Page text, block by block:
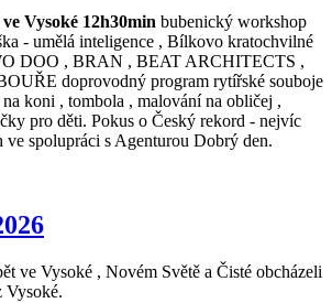
Vysoké 12h30min bubenický workshop
- umělá inteligence , Bílkovo kratochvilné
DOO , BRAN , BEAT ARCHITECTS ,
doprovodný program rytířské souboje
koni , tombola , malování na obličej ,
pro děti. Pokus o Český rekord - nejvíc
spolupráci s Agenturou Dobrý den.
ve Vysoké , Novém Světě a Čisté obcházeli
Vysoké.